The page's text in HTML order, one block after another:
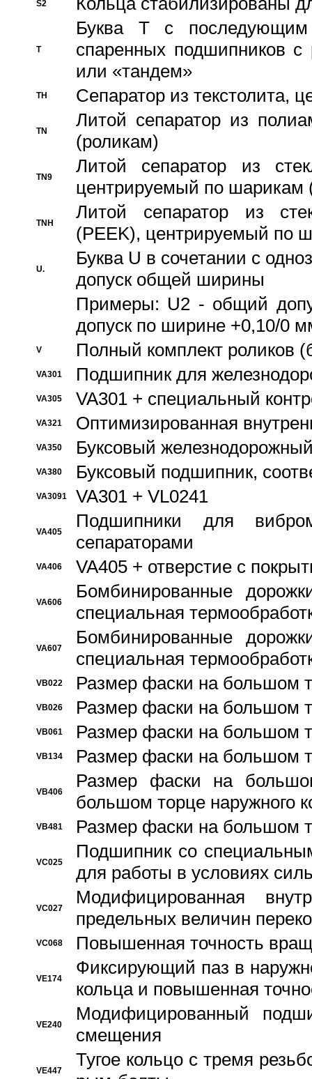
S2
T
Буква T с
спаренных подшипников
или «тандем»
TH Сепаратор из текстолита,
TN
Литой сепаратор из
(роликам)
TN9
Литой сепаратор из
центрируемый по шарикам
TNH
Литой сепаратор из
(PEEK), центрируемый по
U.
Буква U в сочетании с
допуск общей ширины
Примеры: U2 - общий
допуск по ширине +0,10/0
V Полный комплект роликов
VA301 Подшипник для
VA305 VA301 + специальный
VA321 Оптимизированная
VA350 Буксовый
VA380 Буксовый подшипник,
VA3091 VA301 + VL0241
VA405
Подшипники для
сепараторами
VA406 VA405 + отверстие с
VA606
Бомбинированные
специальная
VA607
Бомбинированные
специальная
VB022 Размер фаски на большом
VB026 Размер фаски на большом
VB061 Размер фаски на большом
VB134 Размер фаски на большом
VB406
Размер фаски на
большом торце наружного
VB481 Размер фаски на большом
VC025
Подшипник со
для работы в условиях
VC027
Модифицированная
предельных величин
VC068 Повышенная точность
VE174
Фиксирующий паз в
кольца и повышенная
VE240
Модифицированный
смещения
VE447
Тугое кольцо с тремя